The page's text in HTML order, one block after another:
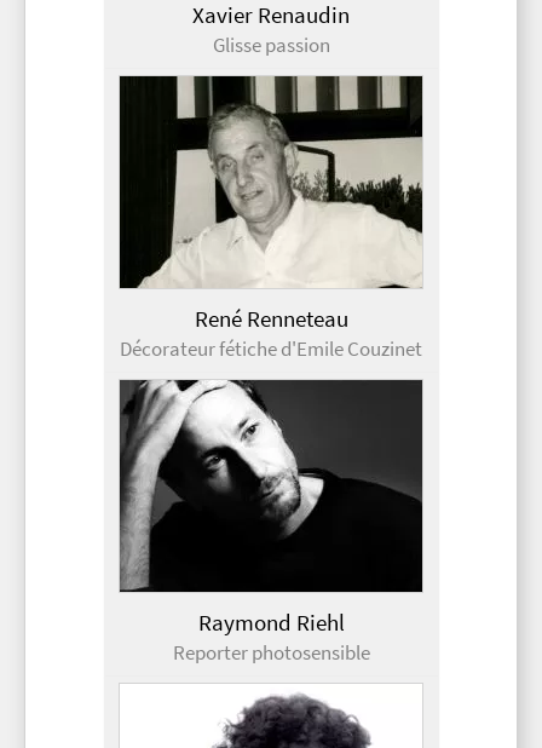
Xavier Renaudin
Glisse passion
René Renneteau
Décorateur fétiche d'Emile Couzinet
Raymond Riehl
Reporter photosensible